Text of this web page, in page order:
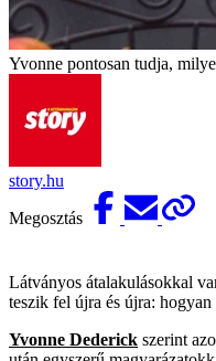
Yvonne pontosan tudja,
story.hu
Megosztás
Látványos átalakulásokkal
teszik fel újra és újra: hogyan
Yvonne Dederick szerint